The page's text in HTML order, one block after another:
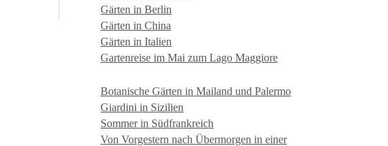
Gärten in Berlin
Gärten in China
Gärten in Italien
Gartenreise im Mai zum Lago Maggiore
Botanische Gärten in Mailand und Palermo
Giardini in Sizilien
Sommer in Südfrankreich
Von Vorgestern nach Übermorgen in einer